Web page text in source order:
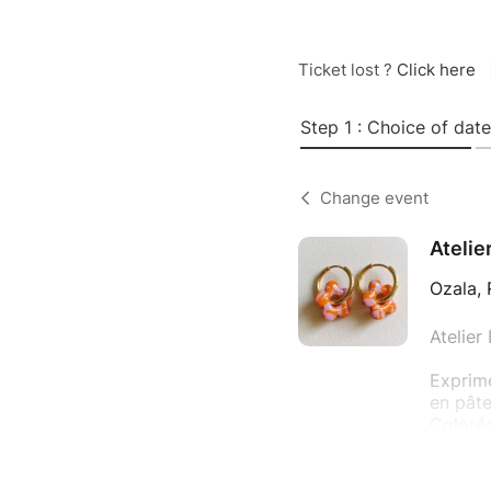
Ticket lost ? Click here
Step 1 : Choice of date
Change event
Ozala,
Atelier
en